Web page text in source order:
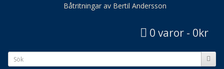
Båtritningar av Bertil Andersson
0 varor - 0kr